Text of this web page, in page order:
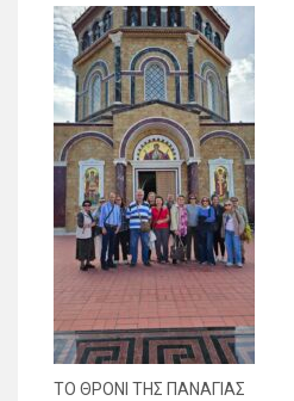
ΤΟ ΘΡΟΝΙ ΤΗΣ ΠΑΝΑΓΙΑΣ